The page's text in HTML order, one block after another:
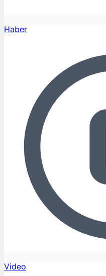
Haber
Video